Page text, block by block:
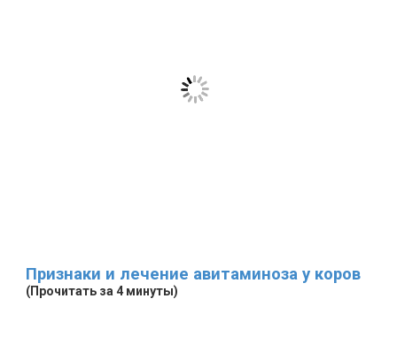
Признаки и лечение авитаминоза у коров
(Прочитать за 4 минуты)